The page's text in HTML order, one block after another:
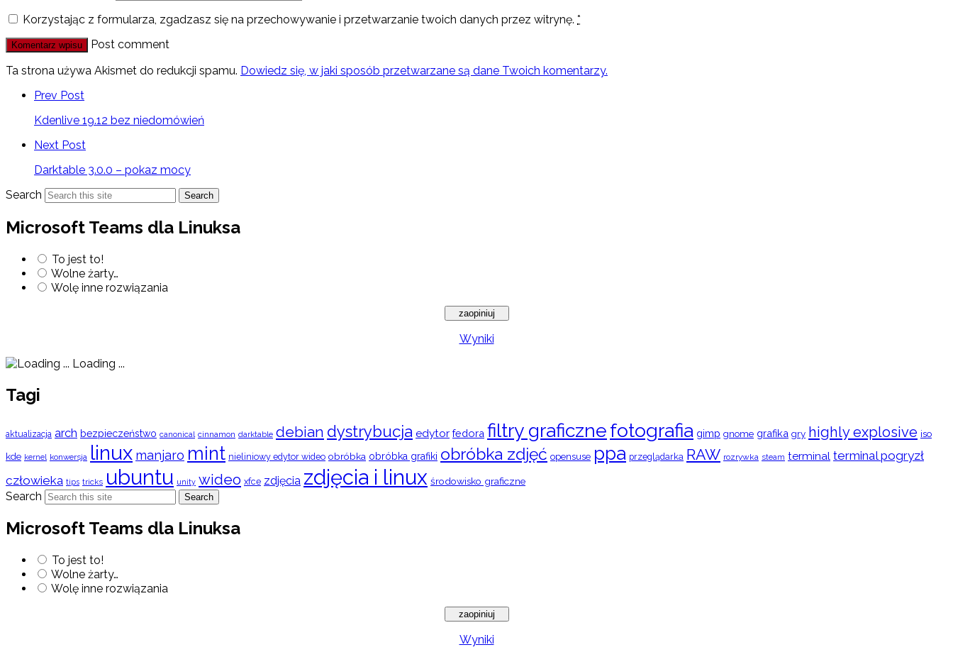
Korzystając z formularza, zgadzasz się na przechowywanie i przetwarzanie twoich danych przez witrynę. *
Post comment
Ta strona używa Akismet do redukcji spamu. Dowiedz się, w jaki sposób przetwarzane są dane Twoich komentarzy.
Prev Post
Kdenlive 19.12 bez niedomówień
Next Post
Darktable 3.0.0 – pokaz mocy
Search
Search
Microsoft Teams dla Linuksa
To jest to!
Wolne żarty…
Wolę inne rozwiązania
Wyniki
Loading ...
Tagi
aktualizacja arch bezpieczeństwo canonical cinnamon darktable debian dystrybucja edytor fedora filtry graficznefotografia gimp gnome grafika gry highly explosive iso
kde kernel konwersja linux manjaro mint nieliniowy edytor wideo obróbka obróbka grafiki obróbka zdjęć opensuse ppa przeglądarka RAW rozrywka steam terminal terminal pogryzł
człowieka tips tricks ubuntu unity wideo xfce zdjęcia zdjęcia i linux środowisko graficzne
Search Search
Microsoft Teams dla Linuksa
To jest to!
Wolne żarty…
Wolę inne rozwiązania
Wyniki